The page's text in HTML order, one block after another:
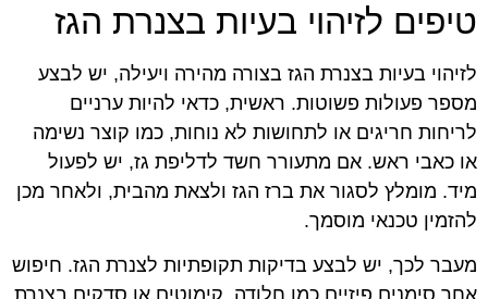
טיפים לזיהוי בעיות בצנרת הגז
לזיהוי בעיות בצנרת הגז בצורה מהירה ויעילה, יש לבצע
מספר פעולות פשוטות. ראשית, כדאי להיות ערניים
לריחות חריגים או לתחושות לא נוחות, כמו קוצר נשימה
או כאבי ראש. אם מתעורר חשד לדליפת גז, יש לפעול
מיד. מומלץ לסגור את ברז הגז ולצאת מהבית, ולאחר מכן
להזמין טכנאי מוסמך.
מעבר לכך, יש לבצע בדיקות תקופתיות לצנרת הגז. חיפוש